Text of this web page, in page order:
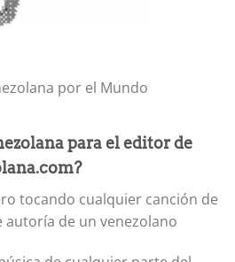
por el Mundo
para el editor de
tocando cualquier canción de
autoría de un venezolano